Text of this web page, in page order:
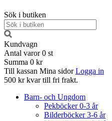
Sök i butiken
Kundvagn
Antal varor 0 st
Summa 0 kr
Till kassan Mina sidor Logga in
500 kr kvar till fri frakt.
Barn- och Ungdom
Pekböcker 0-3 år
Bilderböcker 3-6 år